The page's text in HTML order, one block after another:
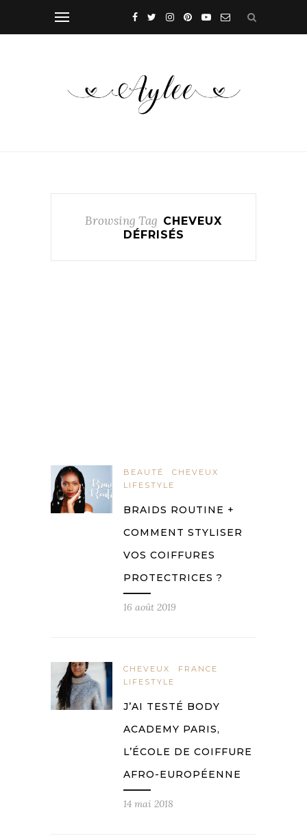
Browsing Tag CHEVEUX
DÉFRISÉS
BEAUTÉ
CHEVEUX
LIFESTYLE
BRAIDS ROUTINE +
COMMENT STYLISER
VOS COIFFURES
PROTECTRICES ?
16 août 2019
CHEVEUX
FRANCE
LIFESTYLE
J’AI TESTÉ BODY
ACADEMY PARIS,
L’ÉCOLE DE COIFFURE
AFRO-EUROPÉENNE
14 mai 2018